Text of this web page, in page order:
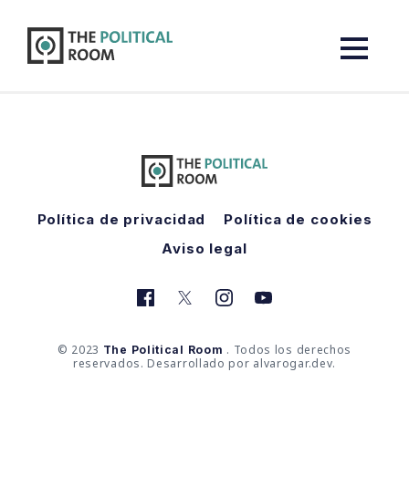
Política de privacidad
Política de cookies
Aviso legal
© 2023 The Political Room . Todos los derechos
reservados. Desarrollado por alvarogar.dev.